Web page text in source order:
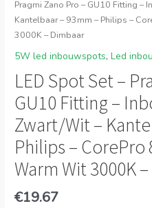
Pragmi Zano Pro – GU10 Fitting
Kantelbaar – 93mm – Philips –
3000K – Dimbaar
5W led inbouwspots,Led
LED Spot Set –
GU10 Fitting –
Zwart/Wit –
Philips – CorePro
Warm Wit 3000K
€19.67